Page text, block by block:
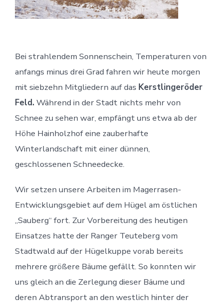
Bei strahlendem Sonnenschein, Temperaturen von
anfangs minus drei Grad fahren wir heute morgen
mit siebzehn Mitgliedern auf das Kerstlingeröder
Feld. Während in der Stadt nichts mehr von
Schnee zu sehen war, empfängt uns etwa ab der
Höhe Hainholzhof eine zauberhafte
Winterlandschaft mit einer dünnen,
geschlossenen Schneedecke.
Wir setzen unsere Arbeiten im Magerrasen-
Entwicklungsgebiet auf dem Hügel am östlichen
„Sauberg“ fort. Zur Vorbereitung des heutigen
Einsatzes hatte der Ranger Teuteberg vom
Stadtwald auf der Hügelkuppe vorab bereits
mehrere größere Bäume gefällt. So konnten wir
uns gleich an die Zerlegung dieser Bäume und
deren Abtransport an den westlich hinter der